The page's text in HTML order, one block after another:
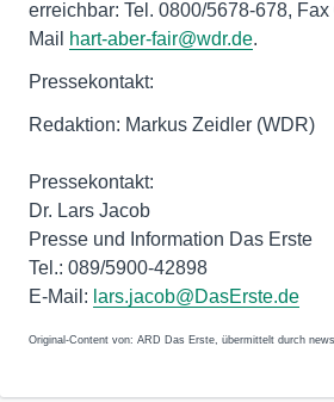
erreichbar: Tel. 0800/5678-678,
Mail
hart-aber-fair@wdr.de.
Pressekontakt:
Redaktion: Markus Zeidler (WDR)
Pressekontakt:
Dr. Lars Jacob
Presse und Information Das Erste
Tel.: 089/5900-42898
E-Mail: lars.jacob@DasErste.de
Original-Content von: ARD Das Erste, übermittelt durch news